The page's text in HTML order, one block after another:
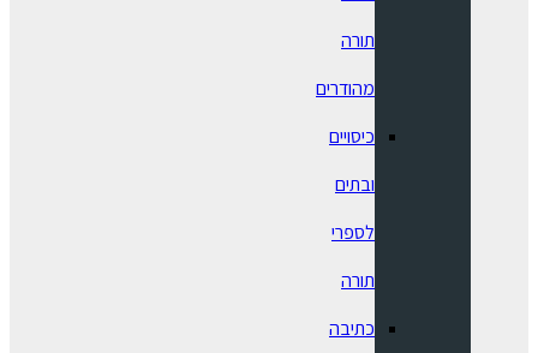
תורה
מהודרים
כיסויים
ובתים
לספרי
תורה
כתיבה